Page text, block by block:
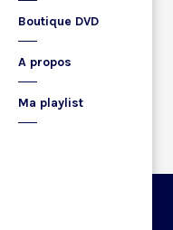
Boutique DVD
A propos
Ma playlist